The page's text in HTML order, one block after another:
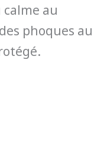
au
phoques au